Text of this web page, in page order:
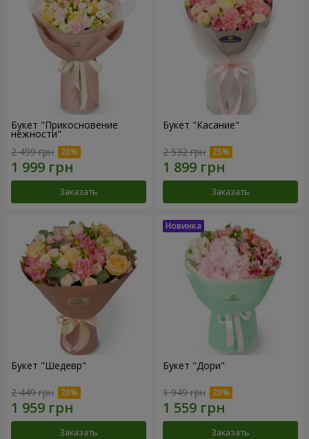
Букет "Прикосновение
нежности"
2 499 грн
Заказать
Букет "Касание"
2 532 грн
Заказать
Букет "Шедевр"
2 449 грн
Заказать
Букет "Дори"
1 949 грн
Заказать